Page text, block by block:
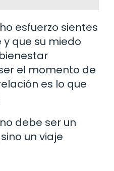
esfuerzo sientes
que su miedo
el momento de
es lo que
debe ser un
un viaje